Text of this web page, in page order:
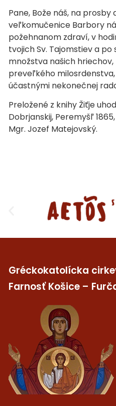
Pane, Bože náš, na prosby
veľkomučenice Barbory
požehnanom zdraví, v
tvojich Sv. Tajomstiev a
množstva našich
preveľkého
účastnými nekonečnej
Preložené z knihy Žiťje
Dobrjanskij, Peremyšľ
Mgr. Jozef Matejovský.
Gréckokatolícka
Farnosť Košice –